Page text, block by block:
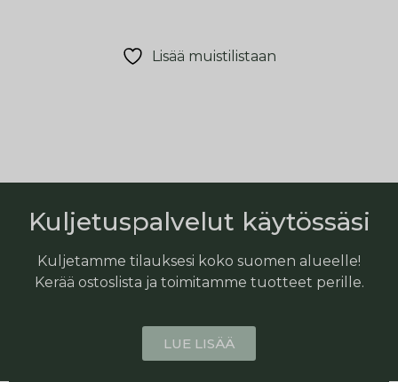
Lisää muistilistaan
Kuljetuspalvelut käytössäsi
Kuljetamme tilauksesi koko suomen alueelle!
Kerää ostoslista ja toimitamme tuotteet perille.
LUE LISÄÄ